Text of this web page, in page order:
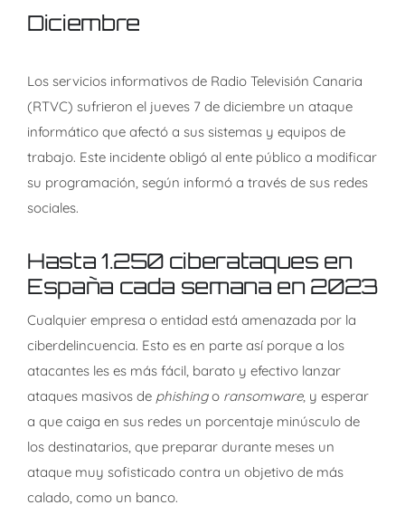
Diciembre
Los servicios informativos de Radio Televisión Canaria
(RTVC) sufrieron el jueves 7 de diciembre un ataque
informático que afectó a sus sistemas y equipos de
trabajo. Este incidente obligó al ente público a modificar
su programación, según informó a través de sus redes
sociales.
Hasta 1.250 ciberataques en
España cada semana en 2023
Cualquier empresa o entidad está amenazada por la
ciberdelincuencia. Esto es en parte así porque a los
atacantes les es más fácil, barato y efectivo lanzar
ataques masivos de phishingo ransomware, y esperar
a que caiga en sus redes un porcentaje minúsculo de
los destinatarios, que preparar durante meses un
ataque muy sofisticado contra un objetivo de más
calado, como un banco.